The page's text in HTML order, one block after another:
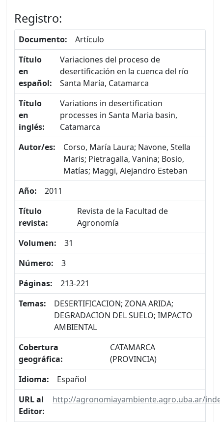
Registro:
Documento:
Artículo
Título
en
español:
Variaciones del proceso de
desertificación en la cuenca del río
Santa María, Catamarca
Título
en
inglés:
Variations in desertification
processes in Santa Maria basin,
Catamarca
Autor/es:
Corso, María Laura; Navone, Stella
Maris; Pietragalla, Vanina; Bosio,
Matías; Maggi, Alejandro Esteban
Año:
2011
Título
revista:
Revista de la Facultad de
Agronomía
Volumen:
31
Número:
3
Páginas:
213-221
Temas:
DESERTIFICACION; ZONA ARIDA;
DEGRADACION DEL SUELO; IMPACTO
AMBIENTAL
Cobertura
geográfica:
CATAMARCA
(PROVINCIA)
Idioma:
Español
URL al
Editor:
http://agronomiayambiente.agro.uba.ar/